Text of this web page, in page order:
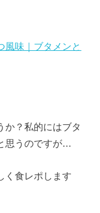
風味｜ブタメンと
か？私的にはブタ
思うのですが…
く食レポします